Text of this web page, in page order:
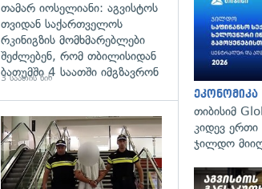
თამარ იოსელიანი: აგვისტოს
თვიდან საქართველოს
რკინიგზის მომხმარებლები
შეძლებენ, რომ თბილისიდან
ბათუმში 4 საათში იმგზავრონ
3 საათის წინ
გადახედვა
ეკონომიკა
თიბისიმ
კიდევ
ჯილდო